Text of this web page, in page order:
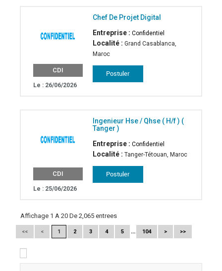
CDI
Le : 26/06/2026
Chef De Projet Digital
Entreprise : Confidentiel
Localité : Grand Casablanca,
Maroc
CDI
Le : 25/06/2026
Ingenieur Hse / Qhse ( H/f ) (
Tanger )
Entreprise : Confidentiel
Localité : Tanger-Tétouan, Maroc
Affichage 1 A 20 De 2,065 entrees
<< < 1 2 3 4 5 … 104 > >>